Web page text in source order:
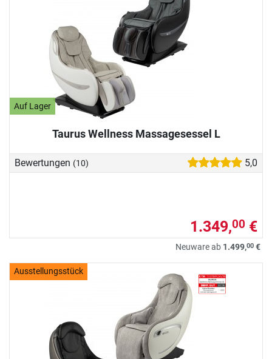
Auf Lager
Taurus Wellness Massagesessel L
Bewertungen (10) 5,0
1.349,00 €
Neuware ab 1.499,00 €
Ausstellungsstück